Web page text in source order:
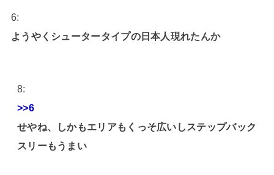
6:
ようやくシュータータイプの日本人現れたんか
8:
>>6
せやね、しかもエリアもくっそ広いしステップバック
スリーもうまい